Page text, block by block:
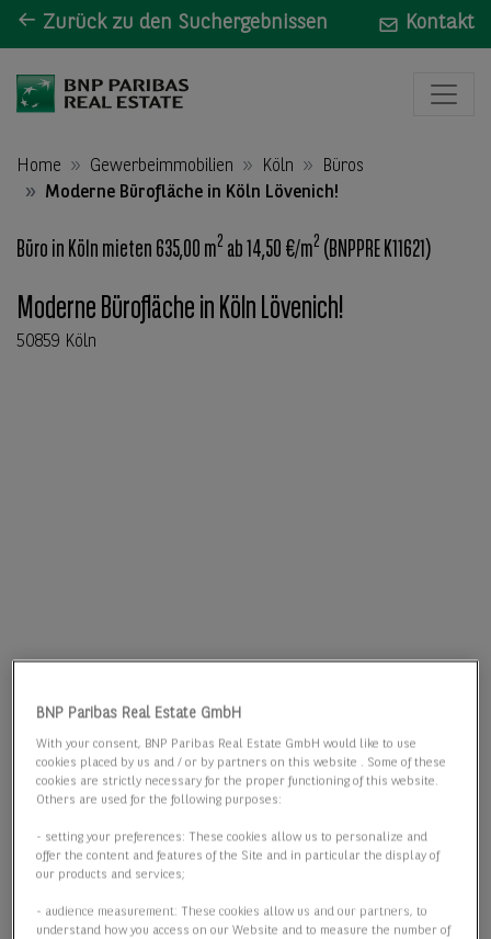
Zurück zu den Suchergebnissen Kontakt
Home Gewerbeimmobilien Köln
Büros
Moderne Bürofläche in Köln Lövenich!
Büro in Köln mieten 635,00 m2 ab 14,50 €/m2 (BNPPRE K11621)
Moderne Bürofläche in Köln Lövenich!
50859 Köln
BNP Paribas Real Estate GmbH
With your consent, BNP Paribas Real Estate GmbH would like to use
cookies placed by us and / or by partners on this website . Some of these
cookies are strictly necessary for the proper functioning of this website.
Others are used for the following purposes:
- setting your preferences: These cookies allow us to personalize and
offer the content and features of the Site and in particular the display of
our products and services;
- audience measurement: These cookies allow us and our partners, to
understand how you access on our Website and to measure the number of